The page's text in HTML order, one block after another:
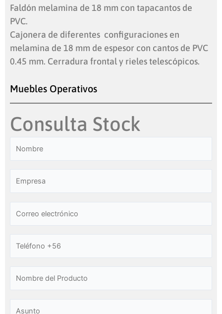
Faldón melamina de 18 mm con tapacantos de
PVC.
Cajonera de diferentes configuraciones en
melamina de 18 mm de espesor con cantos de PVC
0.45 mm. Cerradura frontal y rieles telescópicos.
Muebles Operativos
Consulta Stock